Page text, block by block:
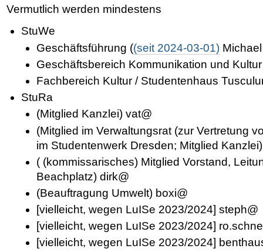
Vermutlich werden mindestens
StuWe
Geschäftsführung ((seit 2024-03-01)Michael
Geschäftsbereich Kommunikation und
Fachbereich Kultur / Studentenhaus
StuRa
(Mitglied Kanzlei) vat@
(Mitglied im Verwaltungsrat (zur Vertretung
im Studentenwerk Dresden; Mitglied
( (kommissarisches) Mitglied Vorstand,
Beachplatz) dirk@
(Beauftragung Umwelt) boxi@
[vielleicht, wegen LuISe 2023/2024] steph@
[vielleicht, wegen LuISe 2023/2024]
[vielleicht, wegen LuISe 2023/2024]